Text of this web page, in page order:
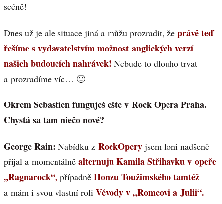
scéně!
Dnes už je ale situace jiná a můžu prozradit, že právě teď
řešíme s vydavatelstvím možnost anglických verzí
našich budoucích nahrávek! Nebude to dlouho trvat
a prozradíme víc… 🙂
Okrem Sebastien funguješ ešte v Rock Opera Praha.
Chystá sa tam niečo nové?
George Rain: Nabídku z RockOpery jsem loni nadšeně
přijal a momentálně alternuju Kamila Střihavku v opeře
„Ragnarock“, případně Honzu Toužimského tamtéž
a mám i svou vlastní roli Vévody v „Romeovi a Julii“.